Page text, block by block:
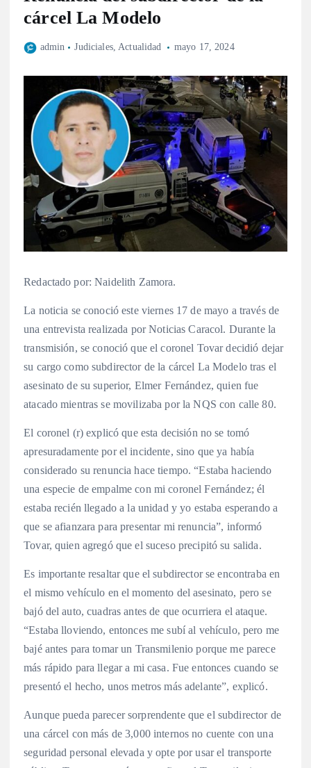
cárcel La Modelo
admin Judiciales,Actualidad mayo 17, 2024
Redactado por: Naidelith Zamora.
La noticia se conoció este viernes 17 de mayo a través de
una entrevista realizada por Noticias Caracol. Durante la
transmisión, se conoció que el coronel Tovar decidió dejar
su cargo como subdirector de la cárcel La Modelo tras el
asesinato de su superior, Elmer Fernández, quien fue
atacado mientras se movilizaba por la NQS con calle 80.
El coronel (r) explicó que esta decisión no se tomó
apresuradamente por el incidente, sino que ya había
considerado su renuncia hace tiempo. “Estaba haciendo
una especie de empalme con mi coronel Fernández; él
estaba recién llegado a la unidad y yo estaba esperando a
que se afianzara para presentar mi renuncia”, informó
Tovar, quien agregó que el suceso precipitó su salida.
Es importante resaltar que el subdirector se encontraba en
el mismo vehículo en el momento del asesinato, pero se
bajó del auto, cuadras antes de que ocurriera el ataque.
“Estaba lloviendo, entonces me subí al vehículo, pero me
bajé antes para tomar un Transmilenio porque me parece
más rápido para llegar a mi casa. Fue entonces cuando se
presentó el hecho, unos metros más adelante”, explicó.
Aunque pueda parecer sorprendente que el subdirector de
una cárcel con más de 3,000 internos no cuente con una
seguridad personal elevada y opte por usar el transporte